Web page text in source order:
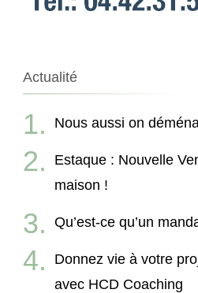
Actualité
Nous aussi on
Estaque : Nouvelle
maison !
Qu’est-ce qu’un
Donnez vie à votre
avec HCD Coaching